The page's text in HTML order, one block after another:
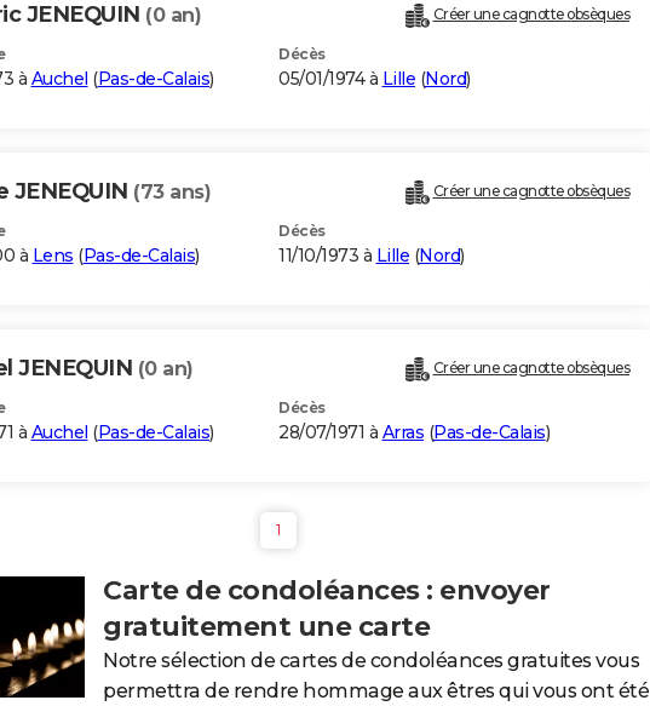
JENEQUIN (0 an) Créer une cagnotte obsèques
à Auchel (Pas-de-Calais)
Décès
05/01/1974 à Lille (Nord)
JENEQUIN (73 ans) Créer une cagnotte obsèques
à Lens (Pas-de-Calais)
Décès
11/10/1973 à Lille (Nord)
JENEQUIN (0 an) Créer une cagnotte obsèques
à Auchel (Pas-de-Calais)
Décès
28/07/1971 à Arras (Pas-de-Calais)
1
Carte de condoléances : envoyer
gratuitement une carte
Notre sélection de cartes de condoléances gratuites vous
permettra de rendre hommage aux êtres qui vous ont été